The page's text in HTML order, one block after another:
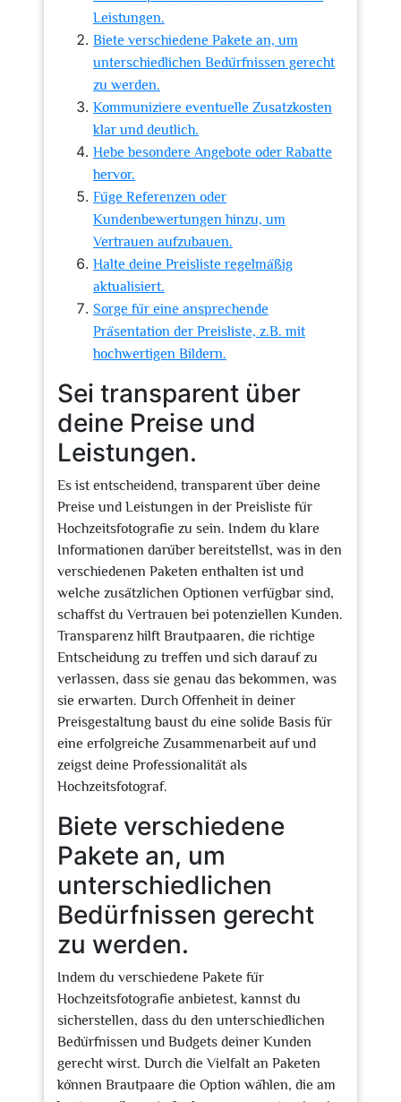
Leistungen.
Biete verschiedene Pakete an, um
unterschiedlichen Bedürfnissen gerecht
zu werden.
Kommuniziere eventuelle Zusatzkosten
klar und deutlich.
Hebe besondere Angebote oder Rabatte
hervor.
Füge Referenzen oder
Kundenbewertungen hinzu, um
Vertrauen aufzubauen.
Halte deine Preisliste regelmäßig
aktualisiert.
Sorge für eine ansprechende
Präsentation der Preisliste, z.B. mit
hochwertigen Bildern.
Sei transparent über
deine Preise und
Leistungen.
Es ist entscheidend, transparent über deine
Preise und Leistungen in der Preisliste für
Hochzeitsfotografie zu sein. Indem du klare
Informationen darüber bereitstellst, was in den
verschiedenen Paketen enthalten ist und
welche zusätzlichen Optionen verfügbar sind,
schaffst du Vertrauen bei potenziellen Kunden.
Transparenz hilft Brautpaaren, die richtige
Entscheidung zu treffen und sich darauf zu
verlassen, dass sie genau das bekommen, was
sie erwarten. Durch Offenheit in deiner
Preisgestaltung baust du eine solide Basis für
eine erfolgreiche Zusammenarbeit auf und
zeigst deine Professionalität als
Hochzeitsfotograf.
Biete verschiedene
Pakete an, um
unterschiedlichen
Bedürfnissen gerecht
zu werden.
Indem du verschiedene Pakete für
Hochzeitsfotografie anbietest, kannst du
sicherstellen, dass du den unterschiedlichen
Bedürfnissen und Budgets deiner Kunden
gerecht wirst. Durch die Vielfalt an Paketen
können Brautpaare die Option wählen, die am